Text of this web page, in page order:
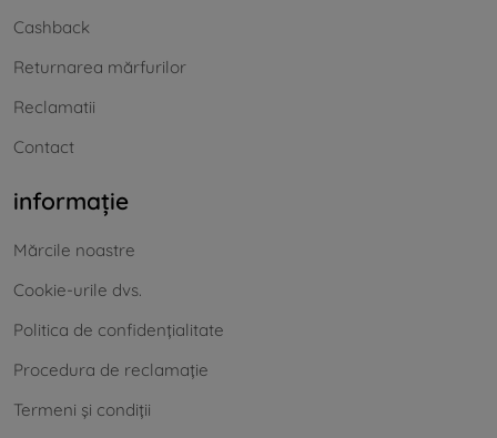
Cashback
Returnarea mărfurilor
Reclamatii
Contact
informație
Mărcile noastre
Cookie-urile dvs.
Politica de confidențialitate
Procedura de reclamație
Termeni și condiții